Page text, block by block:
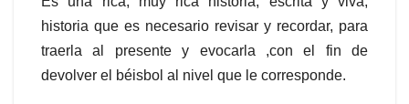
historia que es necesario revisar y recordar, para
traerla al presente y evocarla ,con el fin de
devolver el béisbol al nivel que le corresponde.